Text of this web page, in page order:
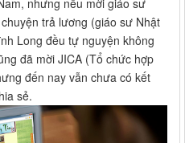
nhưng nếu mời giáo sư
trả lương (giáo sư Nhật
Long đều tự nguyện không
đã mời JICA (Tổ chức hợp
đến nay vẫn chưa có kết
sẻ.